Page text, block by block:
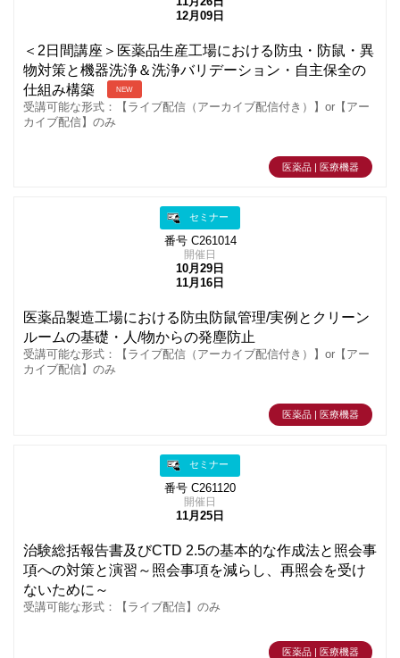
12月09日
＜2日間講座＞医薬品生産工場における防虫・防鼠・異
物対策と機器洗浄＆洗浄バリデーション・自主保全の
仕組み構築
NEW
受講可能な形式：【ライブ配信（アーカイブ配信付き）】or【アー
カイブ配信】のみ
医薬品 | 医療機器
セミナー
番号 C261014
開催日
10月29日
11月16日
医薬品製造工場における防虫防鼠管理/実例とクリーン
ルームの基礎・人/物からの発塵防止
受講可能な形式：【ライブ配信（アーカイブ配信付き）】or【アー
カイブ配信】のみ
医薬品 | 医療機器
セミナー
番号 C261120
開催日
11月25日
治験総括報告書及びCTD 2.5の基本的な作成法と照会事
項への対策と演習～照会事項を減らし、再照会を受け
ないために～
受講可能な形式：【ライブ配信】のみ
医薬品 | 医療機器